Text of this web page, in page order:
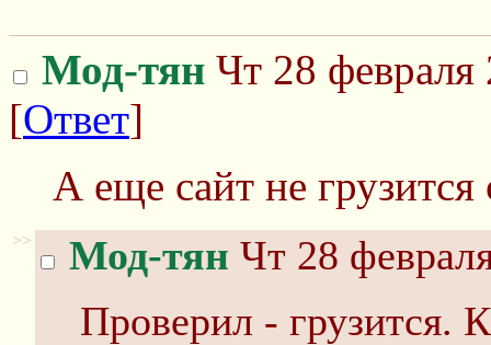
Мод-тян Чт 28
[Ответ]
А еще сайт не
>> Мод-тян Чт 28
Проверил - грузится.